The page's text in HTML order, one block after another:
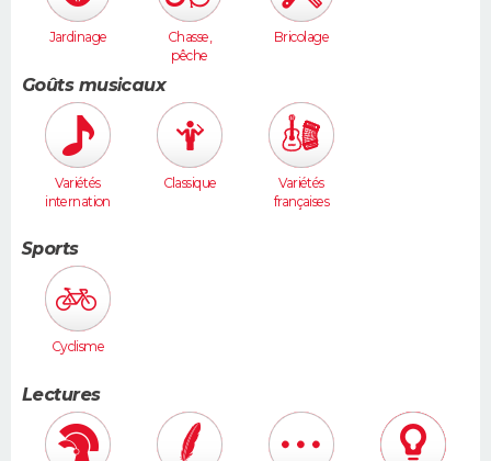
Jardinage
Chasse,
pêche
Bricolage
Goûts musicaux
Variétés
internation
Classique
Variétés
françaises
Sports
Cyclisme
Lectures